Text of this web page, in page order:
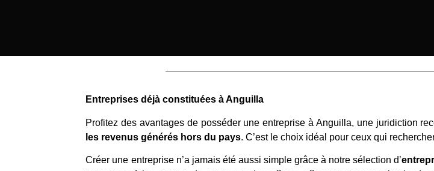
Entreprises déjà constituées à Anguilla
Profitez des avantages de posséder une entreprise à Anguilla, une juridiction
les revenus générés hors du pays. C’est le choix idéal pour ceux qui
Créer une entreprise n’a jamais été aussi simple grâce à notre sélection d’